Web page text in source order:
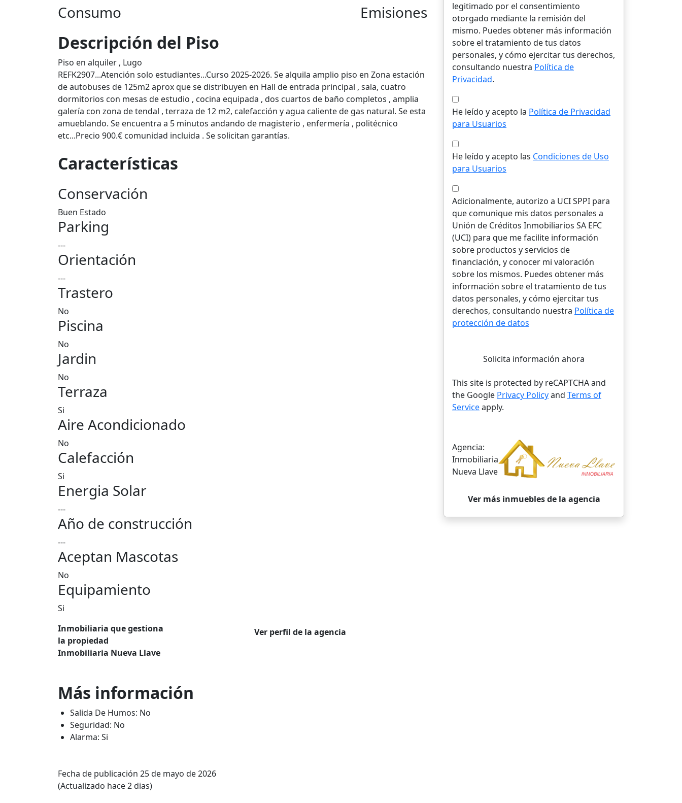
Consumo Emisiones
Descripción del Piso
Piso en alquiler , Lugo
REFK2907...Atención solo estudiantes...Curso 2025-2026. Se alquila amplio piso en Zona estación
de autobuses de 125m2 aprox que se distribuyen en Hall de entrada principal , sala, cuatro
dormitorios con mesas de estudio , cocina equipada , dos cuartos de baño completos , amplia
galería con zona de tendal , terraza de 12 m2, calefacción y agua caliente de gas natural. Se esta
amueblando. Se encuentra a 5 minutos andando de magisterio , enfermería , politécnico
etc...Precio 900.€ comunidad incluida . Se solicitan garantías.
Características
Conservación
Buen Estado
Parking
---
Orientación
---
Trastero
No
Piscina
No
Jardin
No
Terraza
Si
Aire Acondicionado
No
Calefacción
Si
Energia Solar
---
Año de construcción
---
Aceptan Mascotas
No
Equipamiento
Si
Inmobiliaria que gestiona
la propiedad
Inmobiliaria Nueva Llave
Ver perfil de la agencia
Más información
Salida De Humos: No
Seguridad: No
Alarma: Si
Fecha de publicación 25 de mayo de 2026
(Actualizado hace 2 dias)
legitimado por el consentimiento
otorgado mediante la remisión del
mismo. Puedes obtener más información
sobre el tratamiento de tus datos
personales, y cómo ejercitar tus derechos,
consultando nuestra Política de
Privacidad.
He leído y acepto la Política de Privacidad
para Usuarios
He leído y acepto las Condiciones de Uso
para Usuarios
Adicionalmente, autorizo a UCI SPPI para
que comunique mis datos personales a
Unión de Créditos Inmobiliarios SA EFC
(UCI) para que me facilite información
sobre productos y servicios de
financiación, y conocer mi valoración
sobre los mismos. Puedes obtener más
información sobre el tratamiento de tus
datos personales, y cómo ejercitar tus
derechos, consultando nuestra Política de
protección de datos
Solicita información ahora
This site is protected by reCAPTCHA and
the Google Privacy Policyand Terms of
Serviceapply.
Agencia:
Inmobiliaria
Nueva Llave
Ver más inmuebles de la agencia